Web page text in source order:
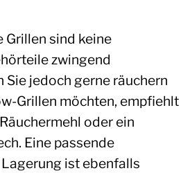
Grillen sind keine
zwingend
Sie jedoch gerne räuchern
Grillen möchten, empfiehlt
oder ein
Eine passende
ist ebenfalls